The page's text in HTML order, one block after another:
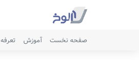
صفحه نخست آموزش تعرفه